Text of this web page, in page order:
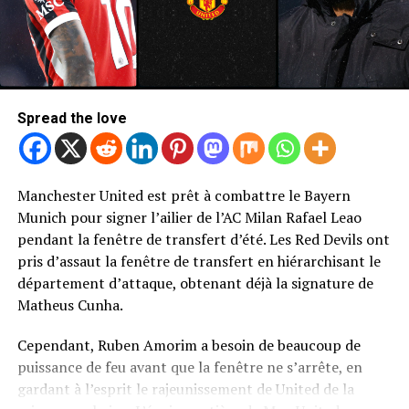
Photo de Mark Leech / Offside / Offside via Getty Images
Newcastle United Retour de Bryan
Mbeumo
décision de signer MBEUMO.
Le rapport télégraphique selon lequel Newcastle United
Spread the love
Manchester United est prêt à combattre le Bayern
Munich pour signer l’ailier de l’AC Milan Rafael Leao
pendant la fenêtre de transfert d’été. Les Red Devils ont
pris d’assaut la fenêtre de transfert en hiérarchisant le
département d’attaque, obtenant déjà la signature de
Matheus Cunha.
Cependant, Ruben Amorim a besoin de beaucoup de
puissance de feu avant que la fenêtre ne s’arrête, en
gardant à l’esprit le rajeunissement de United de la